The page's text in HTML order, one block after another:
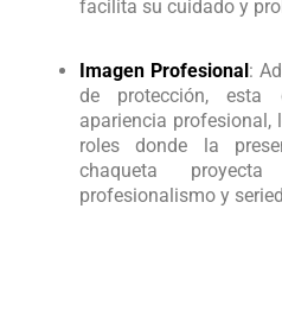
facilita su cuidado y
Imagen Profesional :
de protección, esta
apariencia profesional,
roles donde la
chaqueta
profesionalismo y